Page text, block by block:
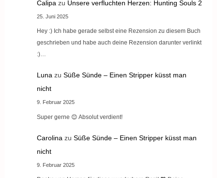
Calipa zu Unsere verfluchten Herzen: Hunting Souls 2
25. Juni 2025
Hey :) Ich habe gerade selbst eine Rezension zu diesem Buch
geschrieben und habe auch deine Rezension darunter verlinkt
:)…
Luna zu Süße Sünde – Einen Stripper küsst man
nicht
9. Februar 2025
Super gerne 😊 Absolut verdient!
Carolina zu Süße Sünde – Einen Stripper küsst man
nicht
9. Februar 2025